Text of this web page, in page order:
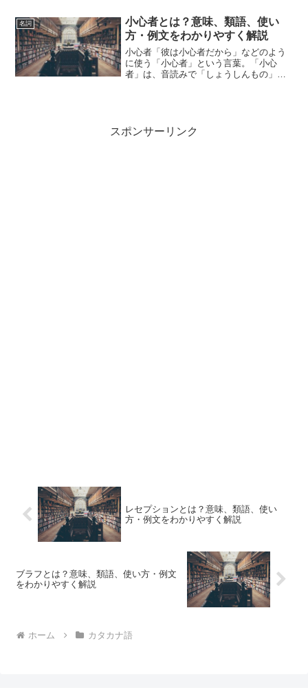
方や類語について、小説などの用例を紹
介しながら、わかりや...
名詞
小心者とは？意味、類語、使い
方・例文をわかりやすく解説
小心者「彼は小心者だから」などのよう
に使う「小心者」という言葉。「小心
者」は、音読みで「しょうしんもの」と
スポンサーリンク
レセプションとは？意味、類語、使い
方・例文をわかりやすく解説
ブラフとは？意味、類語、使い方・例文
をわかりやすく解説
ホーム カタカナ語